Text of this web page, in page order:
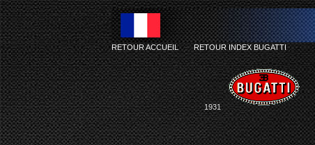
RETOUR ACCUEIL-RETOUR INDEX BUGATTI
1931